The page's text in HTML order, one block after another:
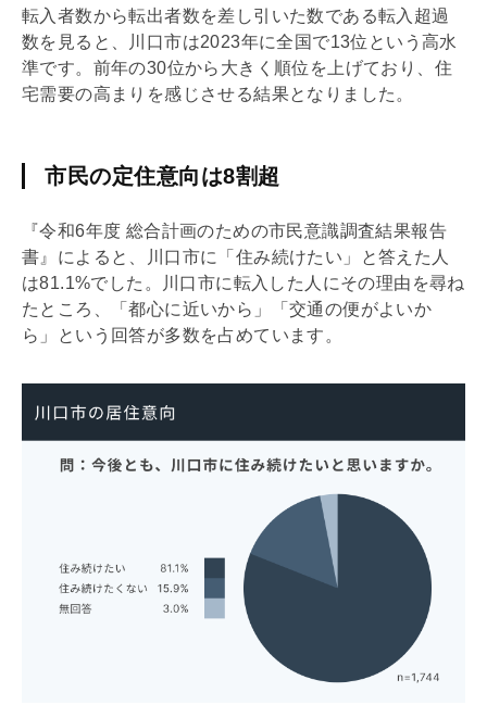
転入者数から転出者数を差し引いた数である転入超過
数を見ると、川口市は2023年に全国で13位という高水
準です。前年の30位から大きく順位を上げており、住
宅需要の高まりを感じさせる結果となりました。
市民の定住意向は8割超
『令和6年度 総合計画のための市民意識調査結果報告
書』によると、川口市に「住み続けたい」と答えた人
は81.1%でした。川口市に転入した人にその理由を尋ね
たところ、「都心に近いから」「交通の便がよいか
ら」という回答が多数を占めています。